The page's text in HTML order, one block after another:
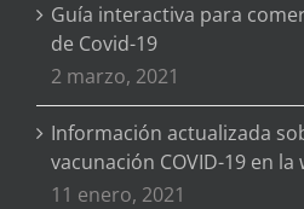
Guía interactiva para
de Covid-19
2 marzo, 2021
Información actualizada
vacunación COVID-19 en la
11 enero, 2021